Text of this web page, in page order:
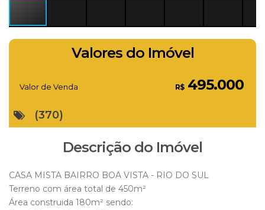
Valores do Imóvel
R$495.000
Valor de Venda
(370)
Descrição do Imóvel
CASA MISTA BAIRRO BOA VISTA - RIO DO SUL
Terreno com área total de 450m²
Área construida 180m² sendo: